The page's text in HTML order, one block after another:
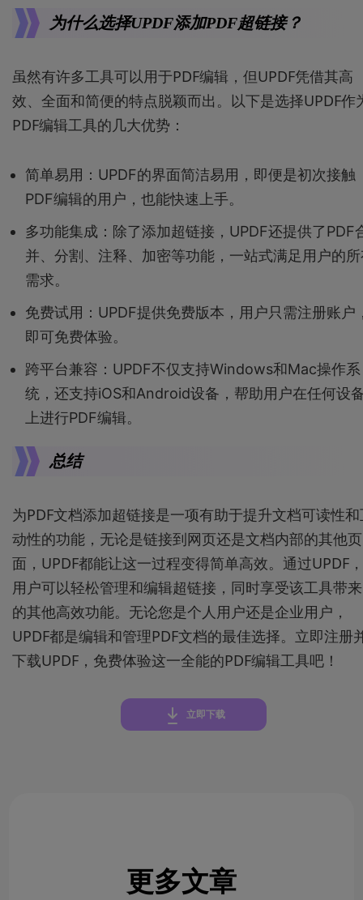
为什么选择UPDF添加PDF超链接？
虽然有许多工具可以用于PDF编辑，但UPDF凭借其高
效、全面和简便的特点脱颖而出。以下是选择UPDF作
PDF编辑工具的几大优势：
简单易用：UPDF的界面简洁易用，即便是初次接触
PDF编辑的用户，也能快速上手。
多功能集成：除了添加超链接，UPDF还提供了PDF
并、分割、注释、加密等功能，一站式满足用户的
需求。
免费试用：UPDF提供免费版本，用户只需注册账户
即可免费体验。
跨平台兼容：UPDF不仅支持Windows和Mac操作系
统，还支持iOS和Android设备，帮助用户在任何设
上进行PDF编辑。
总结
为PDF文档添加超链接是一项有助于提升文档可读性
动性的功能，无论是链接到网页还是文档内部的其他页
面，UPDF都能让这一过程变得简单高效。通过UPDF，
用户可以轻松管理和编辑超链接，同时享受该工具带来
的其他高效功能。无论您是个人用户还是企业用户，
UPDF都是编辑和管理PDF文档的最佳选择。立即注册
下载UPDF，免费体验这一全能的PDF编辑工具吧！
立即下载
更多文章